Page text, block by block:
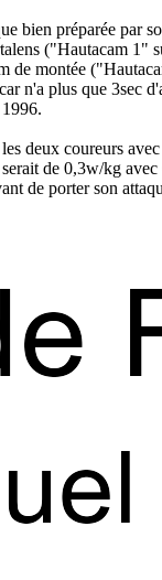
bien préparée par
("Hautacam
montée
n'a plus que
deux coureurs
de 0,3w/kg
de porter son